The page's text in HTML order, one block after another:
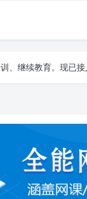
论文
、继续教育。现已
、继续教育。现已